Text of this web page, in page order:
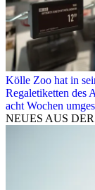
Kölle Zoo hat in
Regaletiketten des
acht Wochen
NEUES AUS